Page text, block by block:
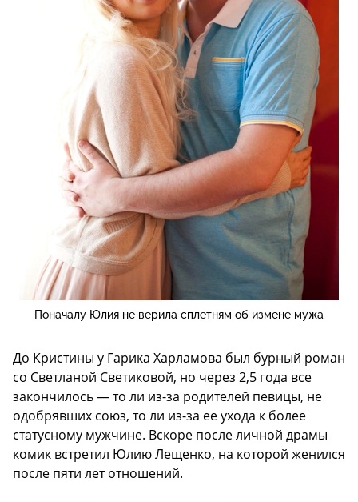
Поначалу Юлия не верила сплетням об измене мужа
До Кристины у Гарика Харламова был бурный роман
со Светланой Светиковой, но через 2,5 года все
закончилось — то ли из-за родителей певицы, не
одобрявших союз, то ли из-за ее ухода к более
статусному мужчине. Вскоре после личной драмы
комик встретил Юлию Лещенко, на которой женился
после пяти лет отношений.